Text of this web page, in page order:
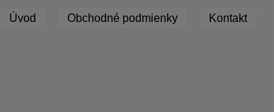
Úvod Obchodné podmienky Kontakt